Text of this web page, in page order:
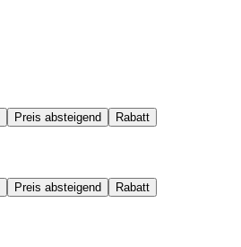
Preis absteigend Rabatt
Preis absteigend Rabatt